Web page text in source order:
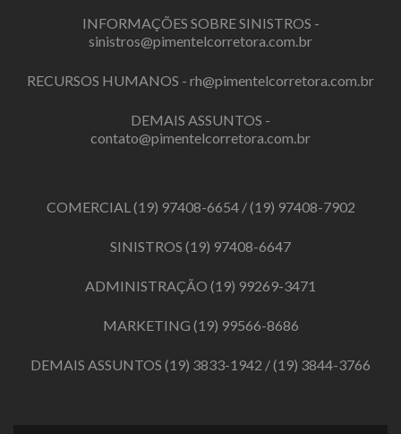
INFORMAÇÕES SOBRE SINISTROS -
sinistros@pimentelcorretora.com.br
RECURSOS HUMANOS - rh@pimentelcorretora.com.br
DEMAIS ASSUNTOS -
contato@pimentelcorretora.com.br
COMERCIAL (19) 97408-6654/(19) 97408-7902
SINISTROS (19) 97408-6647
ADMINISTRAÇÃO (19) 99269-3471
MARKETING (19) 99566-8686
DEMAIS ASSUNTOS (19) 3833-1942 /(19) 3844-3766